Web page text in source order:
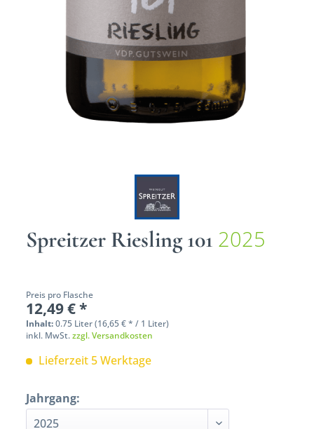
Spreitzer Riesling 101 2025
Preis pro Flasche
12,49 € *
Inhalt:0.75 Liter (16,65 € * / 1 Liter)
inkl. MwSt.zzgl. Versandkosten
Lieferzeit 5 Werktage
Jahrgang: